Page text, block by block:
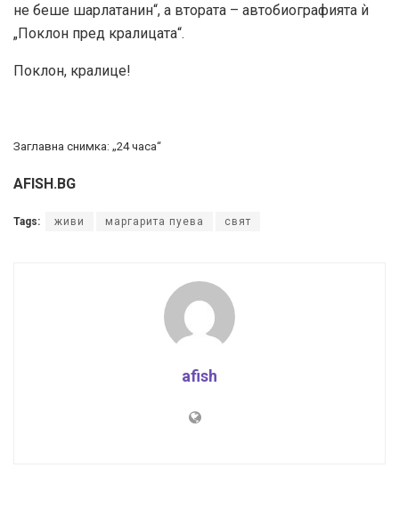
не беше шарлатанин“, а втората – автобиографията ѝ
„Поклон пред кралицата“.
Поклон, кралице!
Заглавна снимка: „24 часа“
AFISH.BG
Tags: живи маргарита пуева свят
afish